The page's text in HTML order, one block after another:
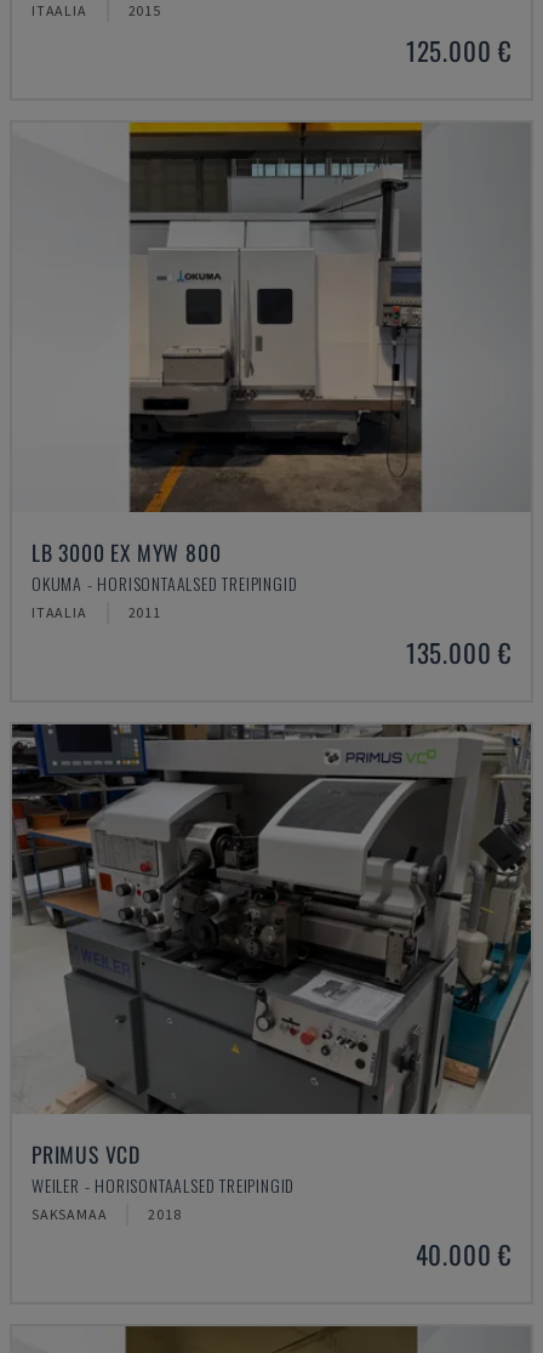
ITAALIA 2015
125.000 €
LB 3000 EX MYW 800
OKUMA - HORISONTAALSED TREIPINGID
ITAALIA 2011
135.000 €
PRIMUS VCD
WEILER - HORISONTAALSED TREIPINGID
SAKSAMAA 2018
40.000 €